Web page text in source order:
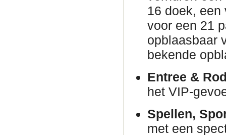
16 doek, een
voor een 21
opblaasbaar
bekende
Entree &
het VIP-
Spellen,
met een